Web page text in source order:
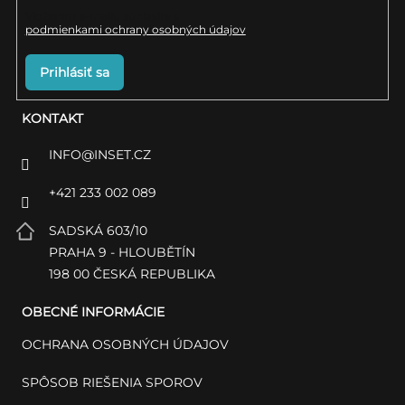
KONTAKT
INFO@INSET.CZ
+421 233 002 089
SADSKÁ 603/10
PRAHA 9 - HLOUBĚTÍN
198 00 ČESKÁ REPUBLIKA
OBECNÉ INFORMÁCIE
OCHRANA OSOBNÝCH ÚDAJOV
SPÔSOB RIEŠENIA SPOROV
podmienkami ochrany osobných údajov
Prihlásiť sa